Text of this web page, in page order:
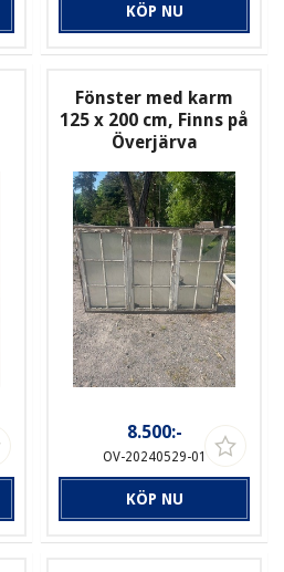
KÖP NU
Fönster med karm
125 x 200 cm, Finns på
Överjärva
8.500:-
OV-20240529-01
KÖP NU